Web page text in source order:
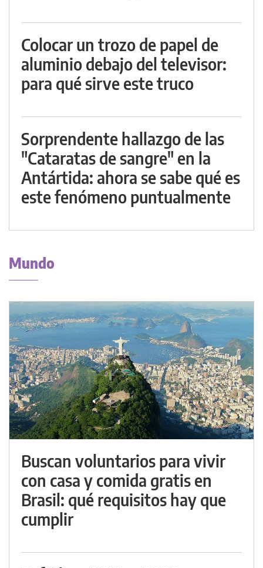
Colocar un trozo de papel de
aluminio debajo del televisor:
para qué sirve este truco
Sorprendente hallazgo de las
"Cataratas de sangre" en la
Antártida: ahora se sabe qué es
este fenómeno puntualmente
Mundo
Buscan voluntarios para vivir
con casa y comida gratis en
Brasil: qué requisitos hay que
cumplir